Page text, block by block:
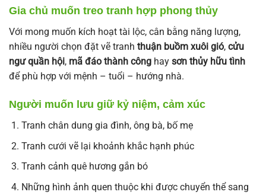
Gia chủ muốn treo tranh hợp phong thủy
Với mong muốn kích hoạt tài lộc, cân bằng năng lượng,
nhiều người chọn đặt vẽ tranh thuận buồm xuôi gió, cửu
ngư quần hội, mã đáo thành công hay sơn thủy hữu tình
để phù hợp với mệnh – tuổi – hướng nhà.
Người muốn lưu giữ kỷ niệm, cảm xúc
Tranh chân dung gia đình, ông bà, bố mẹ
Tranh cưới vẽ lại khoảnh khắc hạnh phúc
Tranh cảnh quê hương gắn bó
Những hình ảnh quen thuộc khi được chuyển thể sang